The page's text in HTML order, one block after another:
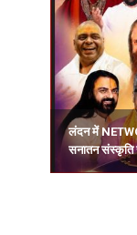
लंदन में
सनातन संस्कृति